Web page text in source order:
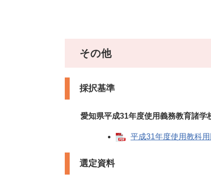
その他
採択基準
愛知県平成31年度使用義務教育諸
平成31年度使用教科
選定資料